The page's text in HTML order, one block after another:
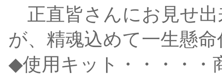
正直皆さんにお見せ
が、精魂込めて一生懸
◆使用キット・・・・